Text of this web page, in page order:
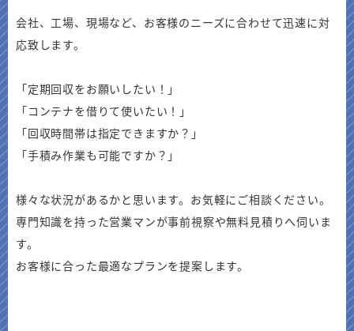
会社、工場、現場など、お客様のニーズに合わせて迅速に対
応致します。
「定期回収をお願いしたい！」
「コンテナを借りて使いたい！」
「回収時間帯は指定できますか？」
「手積み作業も可能ですか？」
様々な状況があるかと思います。お気軽にご相談ください。
専門知識を持った営業マンが事前視察や無料見積りへ伺いま
す。
お客様に合った最適なプランを提案します。